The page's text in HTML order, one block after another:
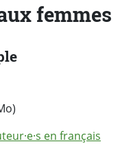
femmes
en français